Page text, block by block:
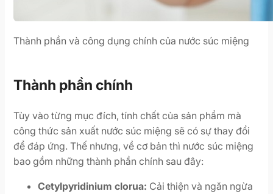
Thành phần và công dụng chính của nước súc miệng
Thành phần chính
Tùy vào từng mục đích, tính chất của sản phẩm mà
công thức sản xuất nước súc miệng sẽ có sự thay đổi
để đáp ứng. Thế nhưng, về cơ bản thì nước súc miệng
bao gồm những thành phần chính sau đây:
Cetylpyridinium clorua: Cải thiện và ngăn ngừa